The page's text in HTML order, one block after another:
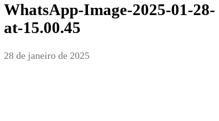
WhatsApp-Image-2025-01-28-
at-15.00.45
28 de janeiro de 2025